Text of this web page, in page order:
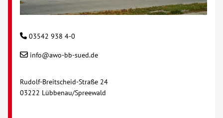
03542 938 4-0
info@awo-bb-sued.de
Rudolf-Breitscheid-Straße 24
03222 Lübbenau/Spreewald